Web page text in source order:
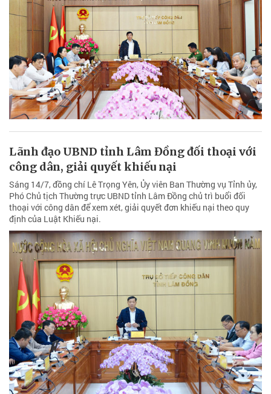
Lãnh đạo UBND tỉnh Lâm Đồng đối thoại với
công dân, giải quyết khiếu nại
Sáng 14/7, đồng chí Lê Trọng Yên, Ủy viên Ban Thường vụ Tỉnh ủy,
Phó Chủ tịch Thường trực UBND tỉnh Lâm Đồng chủ trì buổi đối
thoại với công dân để xem xét, giải quyết đơn khiếu nại theo quy
định của Luật Khiếu nại.